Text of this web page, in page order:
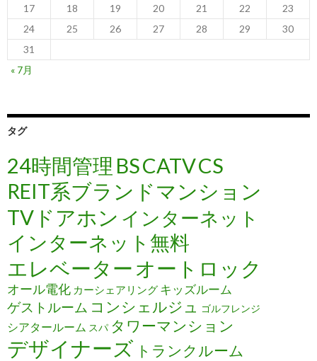
17 18 19 20 21 22
23
24
25 26 27 28 29
30
31
« 7月
タグ
24時間管理 BSCATVCS
REIT系ブランドマンション
TVドアホン インターネット
インターネット無料
エレベーター オートロック
オール電化 カーシェアリング キッズルーム
ゲストルーム コンシェルジュ ゴルフレンジ
シアタールーム スパ タワーマンション
デザイナーズ トランクルーム